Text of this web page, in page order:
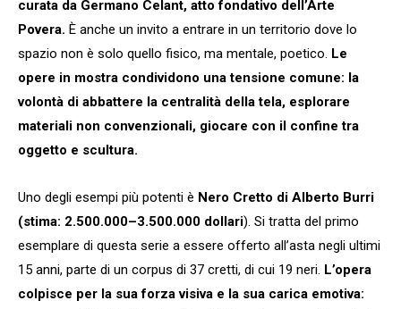
curata da Germano Celant, atto fondativo dell’Arte
Povera. È anche un invito a entrare in un territorio dove lo
spazio non è solo quello fisico, ma mentale, poetico. Le
opere in mostra condividono una tensione comune: la
volontà di abbattere la centralità della tela, esplorare
materiali non convenzionali, giocare con il confine tra
oggetto e scultura.
Uno degli esempi più potenti è Nero Cretto di Alberto Burri
(stima: 2.500.000–3.500.000 dollari). Si tratta del primo
esemplare di questa serie a essere offerto all’asta negli ultimi
15 anni, parte di un corpus di 37 cretti, di cui 19 neri. L’opera
colpisce per la sua forza visiva e la sua carica emotiva: